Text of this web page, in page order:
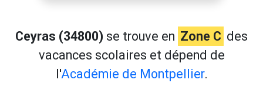
Ceyras (34800) se trouve en Zone C des
vacances scolaires et dépend de
l'Académie de Montpellier.